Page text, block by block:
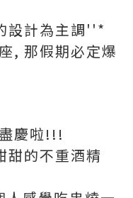
設計為主調''*
, 那假期必定爆
慶啦!!!
甜的不重酒精